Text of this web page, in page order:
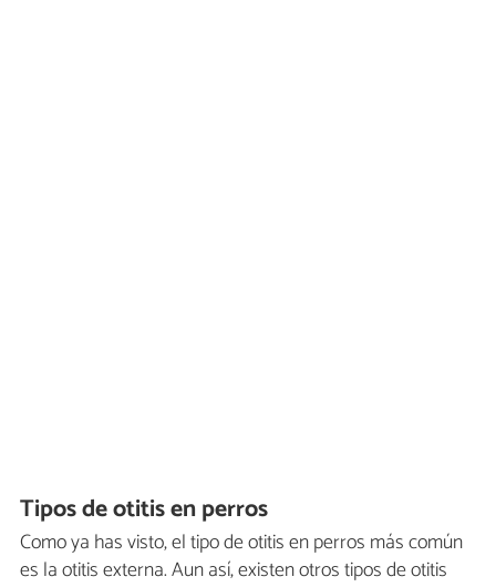
Tipos de otitis en perros
Como ya has visto, el tipo de otitis en perros más común
es la otitis externa. Aun así, existen otros tipos de otitis